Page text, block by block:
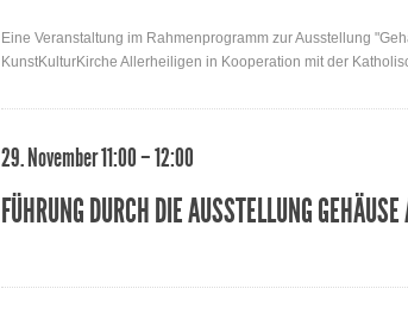
Eine Veranstaltung im Rahmenprogramm zur Ausstellung
KunstKulturKirche Allerheiligen in Kooperation mit der
29. November 11:00 – 12:00
FÜHRUNG DURCH DIE AUSSTELLUNG